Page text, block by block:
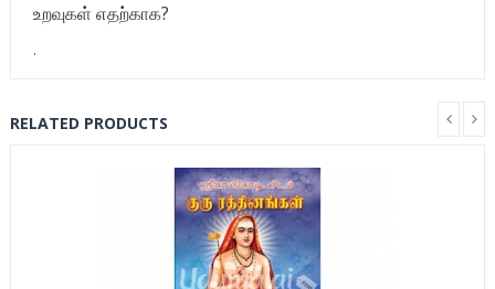
உறவுகள் எதற்காக?
.
RELATED PRODUCTS